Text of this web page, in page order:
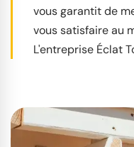
vous garantit de
vous satisfaire au
L'entreprise Éclat